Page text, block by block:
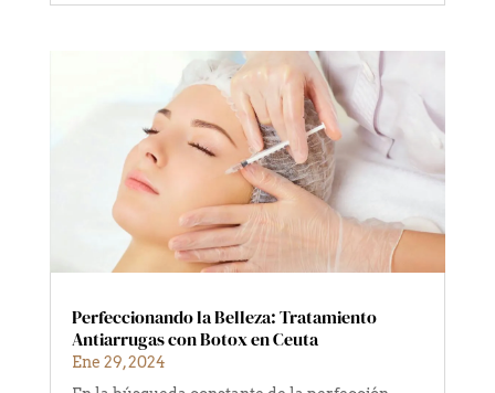
Perfeccionando la Belleza: Tratamiento
Antiarrugas con Botox en Ceuta
Ene 29, 2024